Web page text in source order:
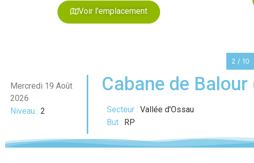
Voir l'emplacement
2 / 10
Mercredi 19 Août
2026
Niveau : 2
Cabane de
Secteur :Vallée d'Ossau
But : RP